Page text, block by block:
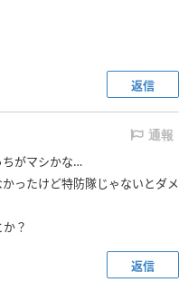
返信
通報
ちがマシかな…
ったけど特防隊じゃないとダメ
？
返信